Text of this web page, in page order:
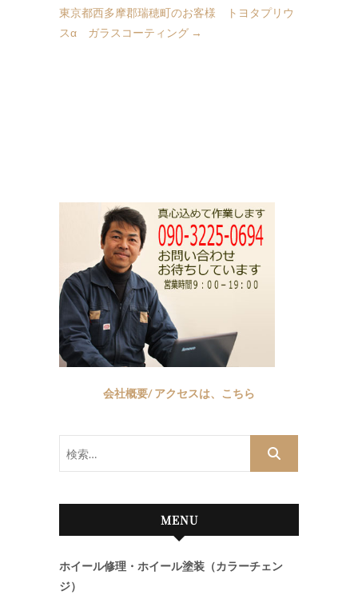
東京都西多摩郡瑞穂町のお客様 トヨタプリウ
スα ガラスコーティング →
会社概要/ アクセスは、こちら
MENU
ホイール修理・ホイール塗装（カラーチェン
ジ）